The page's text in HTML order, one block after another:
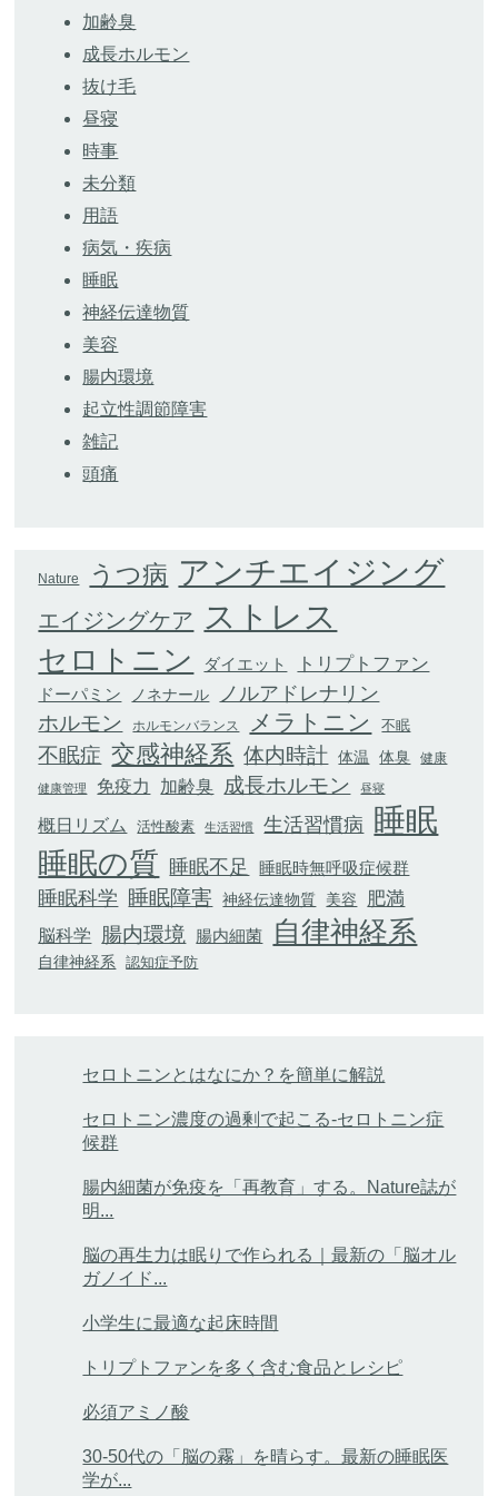
加齢臭
成長ホルモン
抜け毛
昼寝
時事
未分類
用語
病気・疾病
睡眠
神経伝達物質
美容
腸内環境
起立性調節障害
雑記
頭痛
Nature うつ病 アンチエイジング
エイジングケア ストレス
セロトニン ダイエット トリプトファン
ドーパミン ノネナール ノルアドレナリン
ホルモン ホルモンバランス メラトニン 不眠
不眠症 交感神経系 体内時計 体温 体臭 健康
健康管理 免疫力 加齢臭 成長ホルモン 昼寝
概日リズム 活性酸素 生活習慣 生活習慣病 睡眠
睡眠の質 睡眠不足 睡眠時無呼吸症候群
睡眠科学 睡眠障害 神経伝達物質 美容 肥満
脳科学 腸内環境 腸内細菌 自律神経系
自律神経系 認知症予防
セロトニンとはなにか？を簡単に解説
セロトニン濃度の過剰で起こる-セロトニン症
候群
腸内細菌が免疫を「再教育」する。Nature誌が
明...
脳の再生力は眠りで作られる｜最新の「脳オル
ガノイド...
小学生に最適な起床時間
トリプトファンを多く含む食品とレシピ
必須アミノ酸
30-50代の「脳の霧」を晴らす。最新の睡眠医
学が...